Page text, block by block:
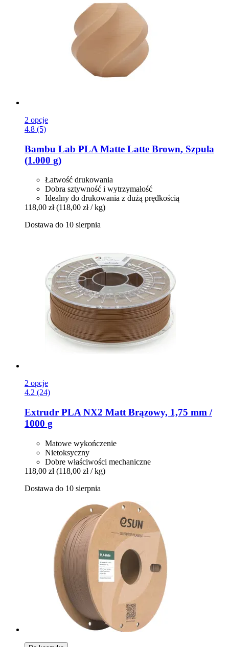
2 opcje
4.8 (5)
Bambu Lab PLA Matte Latte Brown, Szpula
(1.000 g)
Łatwość drukowania
Dobra sztywność i wytrzymałość
Idealny do drukowania z dużą prędkością
118,00 zł (118,00 zł / kg)
Dostawa do 10 sierpnia
2 opcje
4.2 (24)
Extrudr PLA NX2 Matt Brązowy, 1,75 mm /
1000 g
Matowe wykończenie
Nietoksyczny
Dobre właściwości mechaniczne
118,00 zł (118,00 zł / kg)
Dostawa do 10 sierpnia